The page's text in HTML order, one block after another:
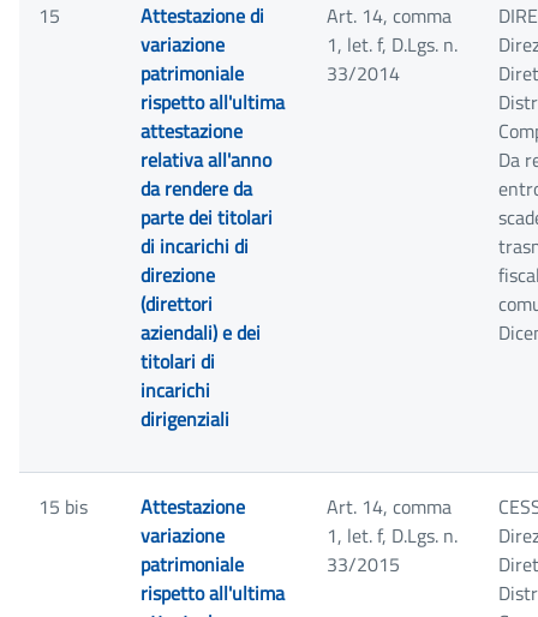
15
Attestazione di
variazione
patrimoniale
rispetto all'ultima
attestazione
relativa all'anno
da rendere da
parte dei titolari
di incarichi di
direzione
(direttori
aziendali) e dei
titolari di
incarichi
dirigenziali
Art. 14, comma
1, let. f, D.Lgs. n.
33/2014
Da
15 bis
Attestazione
variazione
patrimoniale
rispetto all'ultima
Art. 14, comma
1, let. f, D.Lgs. n.
33/2015